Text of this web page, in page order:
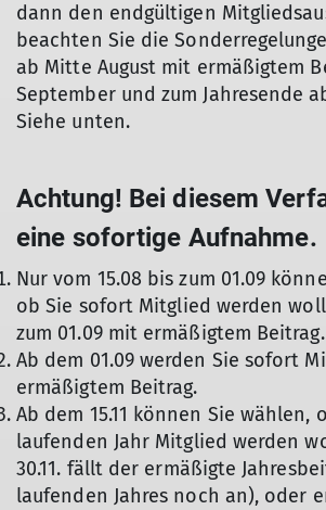
dann den endgültigen
beachten Sie die
ab Mitte August mit ermäßigtem
September und zum Jahresende
Siehe unten.
Achtung! Bei diesem
eine sofortige Aufnahme.
Nur vom 15.08 bis zum 01.09
ob Sie sofort Mitglied werden
zum 01.09 mit ermäßigtem Beitrag.
Ab dem 01.09 werden Sie sofort
ermäßigtem Beitrag.
Ab dem 15.11 können Sie wählen,
laufenden Jahr Mitglied werden
30.11. fällt der ermäßigte
laufenden Jahres noch an), oder